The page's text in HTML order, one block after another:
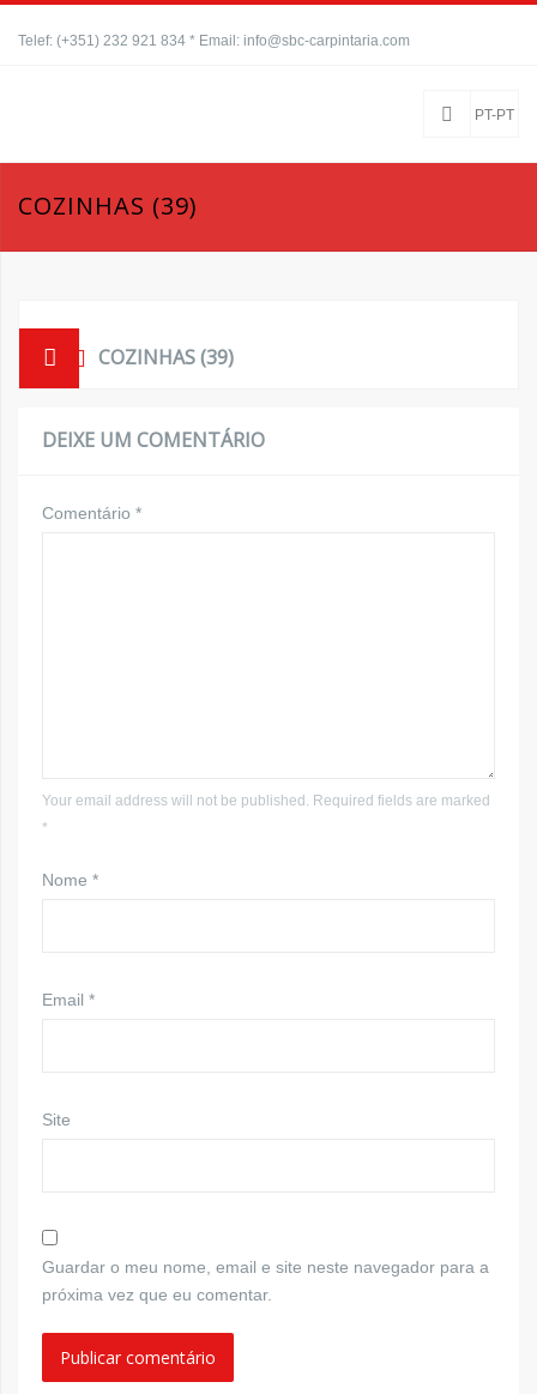
Telef: (+351) 232 921 834 * Email: info@sbc-carpintaria.com
PT-PT
COZINHAS (39)
COZINHAS (39)
DEIXE UM COMENTÁRIO
Comentário *
Your email address will not be published. Required fields are marked
*
Nome *
Email *
Site
Guardar o meu nome, email e site neste navegador para a
próxima vez que eu comentar.